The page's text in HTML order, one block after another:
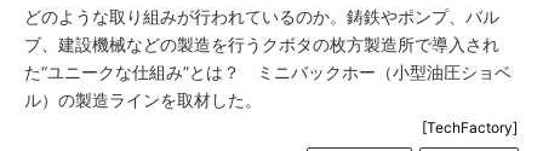
どのような取り組みが行われているのか。鋳鉄やポンプ、バル
ブ、建設機械などの製造を行うクボタの枚方製造所で導入され
た“ユニークな仕組み”とは？ ミニバックホー（小型油圧ショベ
ル）の製造ラインを取材した。
[TechFactory]